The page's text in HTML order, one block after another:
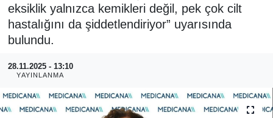
eksiklik yalnızca kemikleri değil, pek çok cilt
hastalığını da şiddetlendiriyor” uyarısında
bulundu.
28.11.2025 - 13:10
YAYINLANMA
SPOR
ASAYİŞ
RESMİ REKLAM
Son Dakika Haberleri
Haber Arşivi